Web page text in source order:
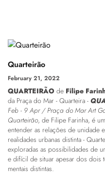
Quarteirão
February 21, 2022
QUARTEIRÃO de Filipe
da Praça do Mar - Quarteira -
Feb - 9 Apr / Praça do Mar Art
Quarteirão, de Filipe Farinha, é
entender as relações de unidade
realidades urbanas distinta -
exploradas as possibilidades de
e difícil de situar apesar dos dois
mentais distintas.